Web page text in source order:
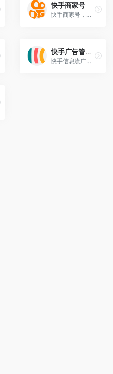
快手商家号
快手商家号，帮助商家快速打造商业社交关系链。
快手广告管理平台
快手信息流广告，为您和用户搭建桥梁。